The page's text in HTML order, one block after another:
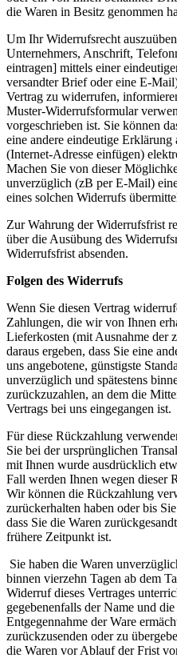
die Waren in Besitz genommen
Um Ihr Widerrufsrecht
Unternehmers, Anschrift,
eintragen] mittels einer
versandter Brief oder eine E-
Vertrag zu widerrufen,
Muster-Widerrufsformular
vorgeschrieben ist. Sie können
eine andere eindeutige Erklärung
(Internet-Adresse einfügen)
Machen Sie von dieser
unverzüglich (zB per E-Mail)
eines solchen Widerrufs
Zur Wahrung der Widerrufsfrist
über die Ausübung des
Widerrufsfrist absenden.
Folgen des Widerrufs
Wenn Sie diesen Vertrag
Zahlungen, die wir von Ihnen
Lieferkosten (mit Ausnahme der
daraus ergeben, dass Sie eine
uns angebotene, günstigste
unverzüglich und spätestens
zurückzuzahlen, an dem die
Vertrags bei uns eingegangen ist.
Für diese Rückzahlung
Sie bei der ursprünglichen
mit Ihnen wurde ausdrücklich
Fall werden Ihnen wegen dieser
Wir können die Rückzahlung
zurückerhalten haben oder bis
dass Sie die Waren
frühere Zeitpunkt ist.
Sie haben die Waren
binnen vierzehn Tagen ab dem
Widerruf dieses Vertrages
gegebenenfalls der Name und
Entgegennahme der Ware
zurückzusenden oder zu
die Waren vor Ablauf der Frist